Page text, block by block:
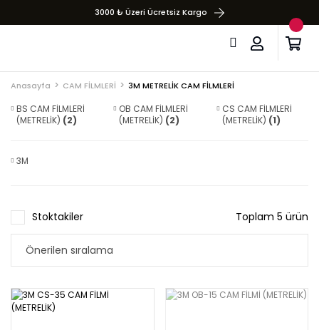
3000 ₺ Üzeri Ücretsiz Kargo
Anasayfa CAM FİLMLERİ 3M METRELİK CAM FİLMLERİ
BS CAM FİLMLERİ
(METRELİK) (2)
OB CAM FİLMLERİ
(METRELİK) (2)
CS CAM FİLMLERİ
(METRELİK) (1)
3M
Stoktakiler Toplam 5 ürün